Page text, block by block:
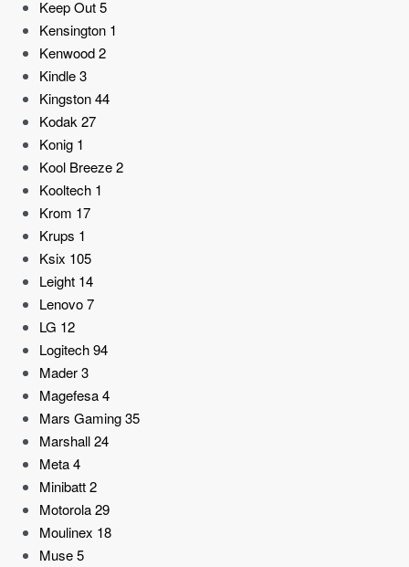
Keep Out5
Kensington 1
Kenwood2
Kindle3
Kingston44
Kodak27
Konig 1
Kool Breeze2
Kooltech 1
Krom 17
Krups 1
Ksix 105
Leight 14
Lenovo7
LG 12
Logitech94
Mader3
Magefesa4
Mars Gaming35
Marshall24
Meta4
Minibatt2
Motorola29
Moulinex 18
Muse5